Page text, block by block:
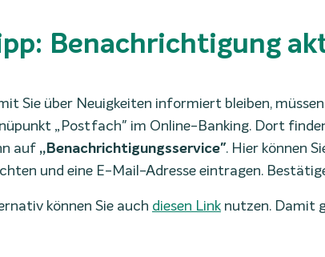
Benachrichtigung
Sie über Neuigkeiten informiert bleiben,
„Postfach" im Online-Banking. Dort
auf „Benachrichtigungsservice". Hier können
und eine E-Mail-Adresse eintragen.
können Sie auch diesen Link nutzen. Damit